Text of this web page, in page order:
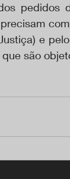
pedidos
e
são